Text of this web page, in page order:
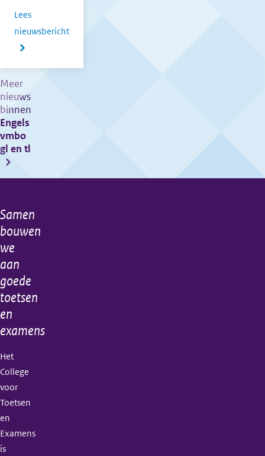
Lees
nieuwsbericht
over
te
verschijnen
errata
2018
1e
Meer
nieuws
binnen
Engels
vmbo
gl en tl
Algemene
informatie
Samen
bouwen
we
aan
goede
toetsen
en
examens
Het
College
voor
Toetsen
en
Examens
is